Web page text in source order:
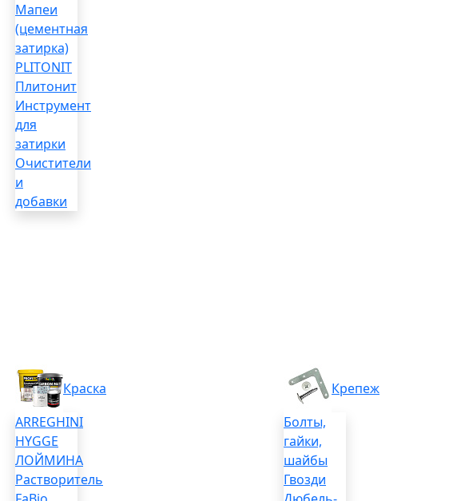
Мапеи
(цементная
затирка)
PLITONIT
Плитонит
Инструмент
для
затирки
Очистители
и
добавки
Краска
ARREGHINI
HYGGE
ЛОЙМИНА
Растворитель
Крепеж
Болты,
гайки,
шайбы
Гвозди